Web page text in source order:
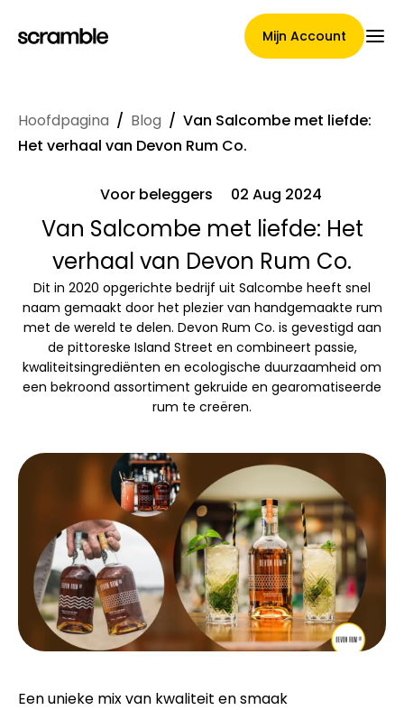
Mijn Account
Hoofdpagina
Voorwaarden voor
claimtoewijzing
Merken Galerij
Rekenmachines
Rondegeschiedenis
Hoofdpagina / Blog / Van Salcombe met liefde:
Het verhaal van Devon Rum Co.
Voor beleggers 02 Aug 2024
Van Salcombe met liefde: Het
verhaal van Devon Rum Co.
Dit in 2020 opgerichte bedrijf uit Salcombe heeft snel
naam gemaakt door het plezier van handgemaakte rum
met de wereld te delen. Devon Rum Co. is gevestigd aan
de pittoreske Island Street en combineert passie,
kwaliteitsingrediënten en ecologische duurzaamheid om
een bekroond assortiment gekruide en gearomatiseerde
rum te creëren.
Een unieke mix van kwaliteit en smaak